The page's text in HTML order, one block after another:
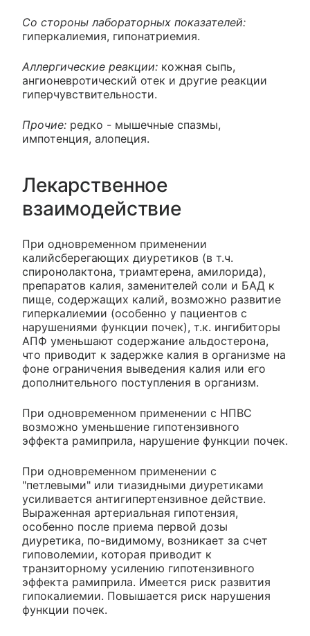
Со стороны лабораторных показателей:
гиперкалиемия, гипонатриемия.
Аллергические реакции: кожная сыпь,
ангионевротический отек и другие реакции
гиперчувствительности.
Прочие: редко - мышечные спазмы,
импотенция, алопеция.
Лекарственное
взаимодействие
При одновременном применении
калийсберегающих диуретиков (в т.ч.
спиронолактона, триамтерена, амилорида),
препаратов калия, заменителей соли и БАД к
пище, содержащих калий, возможно развитие
гиперкалиемии (особенно у пациентов с
нарушениями функции почек), т.к. ингибиторы
АПФ уменьшают содержание альдостерона,
что приводит к задержке калия в организме на
фоне ограничения выведения калия или его
дополнительного поступления в организм.
При одновременном применении с НПВС
возможно уменьшение гипотензивного
эффекта рамиприла, нарушение функции почек.
При одновременном применении с
"петлевыми" или тиазидными диуретиками
усиливается антигипертензивное действие.
Выраженная артериальная гипотензия,
особенно после приема первой дозы
диуретика, по-видимому, возникает за счет
гиповолемии, которая приводит к
транзиторному усилению гипотензивного
эффекта рамиприла. Имеется риск развития
гипокалиемии. Повышается риск нарушения
функции почек.